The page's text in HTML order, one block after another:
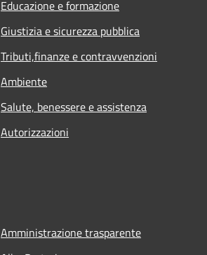
Educazione e formazione
Giustizia e sicurezza pubblica
Tributi,finanze e contravvenzioni
Ambiente
Salute, benessere e assistenza
Autorizzazioni
Amministrazione trasparente